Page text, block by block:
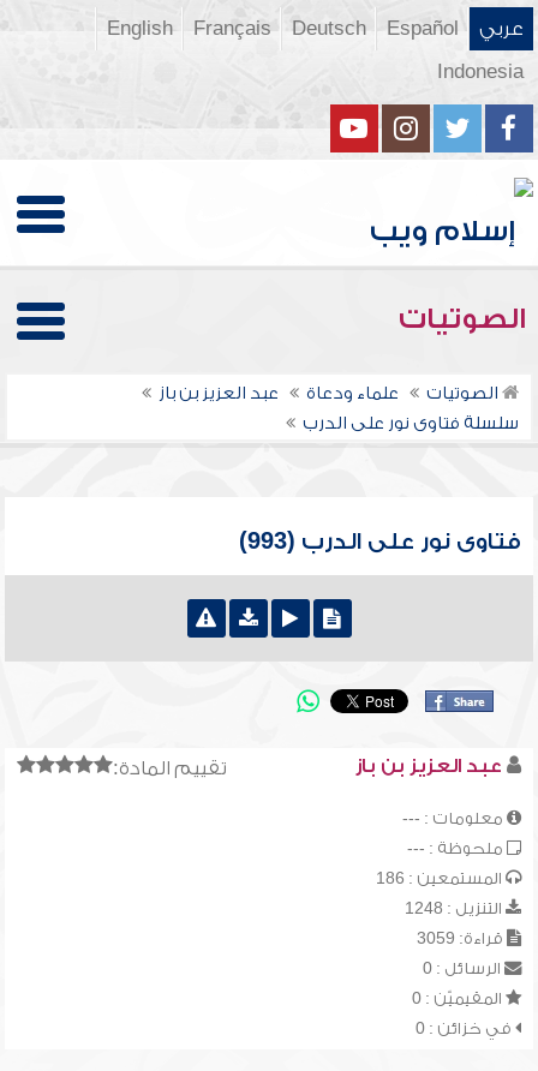
عربي Español
Deutsch
Français
English
Indonesia
الصوتيات
الصوتيات علماء ودعاة
عبد العزيز بن باز
سلسلة فتاوى نور على الدرب
فتاوى نور على الدرب (993)
تقييم المادة: عبد العزيز بن باز
معلومات : ---
ملحوظة : ---
المستمعين : 186
التنزيل : 1248
قراءة: 3059
الرسائل : 0
المقيميّن : 0
في خزائن : 0